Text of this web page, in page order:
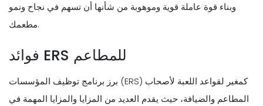
وبناء قوة عاملة قوية وموهوبة من شأنها أن تسهم في نجاح ونمو
مطعمك.
فوائد ERS للمطاعم
برز برنامج توظيف المؤسسات (ERS) كمغير لقواعد اللعبة لأصحاب
المطاعم والضيافة، حيث يقدم العديد من المزايا والمزايا المهمة في